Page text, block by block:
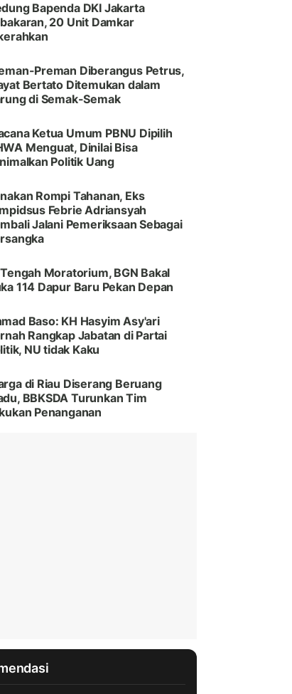
Bapenda DKI Jakarta
20 Unit Damkar
Preman Diberangus Petrus,
Bertato Ditemukan dalam
di Semak-Semak
Ketua Umum PBNU Dipilih
Menguat, Dinilai Bisa
Politik Uang
Rompi Tahanan, Eks
Febrie Adriansyah
Jalani Pemeriksaan Sebagai
Moratorium, BGN Bakal
114 Dapur Baru Pekan Depan
Baso: KH Hasyim Asy'ari
Rangkap Jabatan di Partai
NU tidak Kaku
di Riau Diserang Beruang
BBKSDA Turunkan Tim
Penanganan